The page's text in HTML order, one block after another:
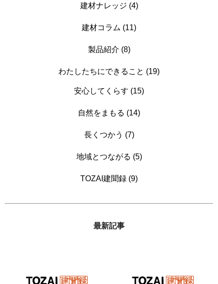
建材ナレッジ (4)
建材コラム (11)
製品紹介 (8)
わたしたちにできること (19)
安心してくらす (15)
自然をまもる (14)
長くつかう (7)
地域とつながる (5)
TOZAI建聞録 (9)
最新記事